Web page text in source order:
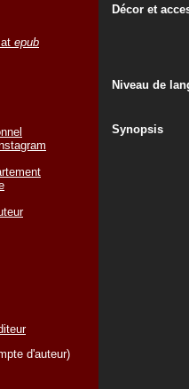
epub
d'auteur)
Décor et
Niveau de
Synopsis